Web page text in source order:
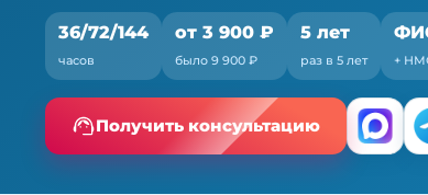
36/72/144
часов
от 3 900 ₽
было 9 900 ₽
5 лет
раз в 5 лет +
Получить консультацию